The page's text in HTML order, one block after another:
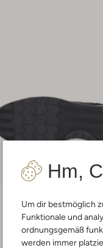
Hm,
Um dir bestmöglich
Funktionale und
ordnungsgemäß
werden immer